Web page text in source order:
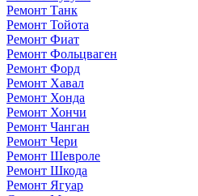
Ремонт Танк
Ремонт Тойота
Ремонт Фиат
Ремонт Фольцваген
Ремонт Форд
Ремонт Хавал
Ремонт Хонда
Ремонт Хончи
Ремонт Чанган
Ремонт Чери
Ремонт Шевроле
Ремонт Шкода
Ремонт Ягуар